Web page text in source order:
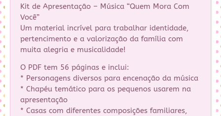
Kit de Apresentação – Música “Quem Mora Com
Você”
Um material incrível para trabalhar identidade,
pertencimento e a valorização da família com
muita alegria e musicalidade!
O PDF tem 56 páginas e inclui:
* Personagens diversos para encenação da música
* Chapéu temático para os pequenos usarem na
apresentação
* Casas com diferentes composições familiares,